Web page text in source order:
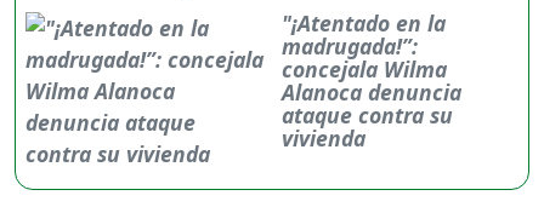
"¡Atentado en la
madrugada!”:
concejala Wilma
Alanoca denuncia
ataque contra su
vivienda